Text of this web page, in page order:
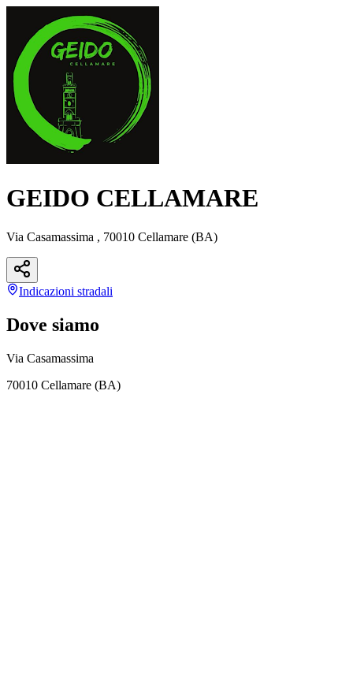
GEIDO CELLAMARE
Via Casamassima , 70010 Cellamare (BA)
Indicazioni stradali
Dove siamo
Via Casamassima
70010 Cellamare (BA)